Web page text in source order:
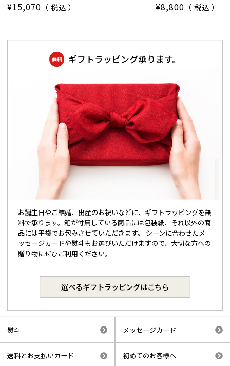
¥15,070 税込 ¥8,800 税込
無料 ギフトラッピング承ります。
お誕生日やご結婚、出産のお祝いなどに、ギフトラッピングを無
料で承ります。箱が付属している商品には包装紙、それ以外の商
品には平袋でお包みさせていただきます。 シーンに合わせたメ
ッセージカードや熨斗もお選びいただけますので、大切な方への
贈り物にぜひご利用ください。
選べるギフトラッピングはこちら
熨斗 メッセージカード
送料とお支払いカード 初めてのお客様へ